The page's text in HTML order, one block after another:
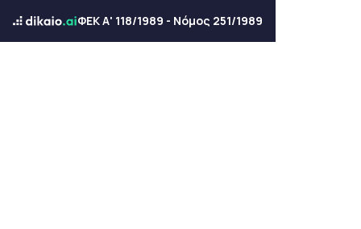
ΦΕΚ Α' 118/1989 - Νόμος 251/1989